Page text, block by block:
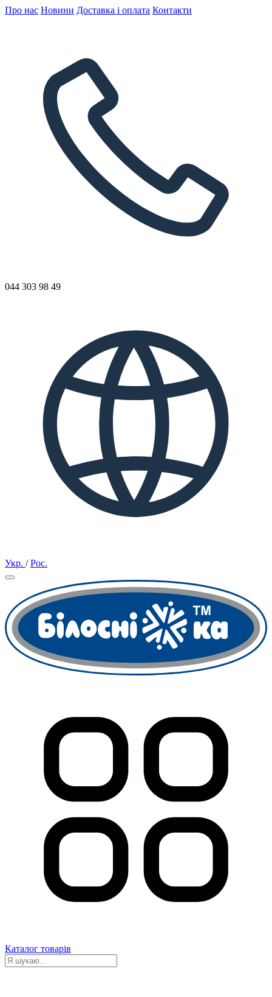
Про нас Новини Доставка і оплата Контакти
044 303 98 49
Укр. /Рос.
Каталог товарів